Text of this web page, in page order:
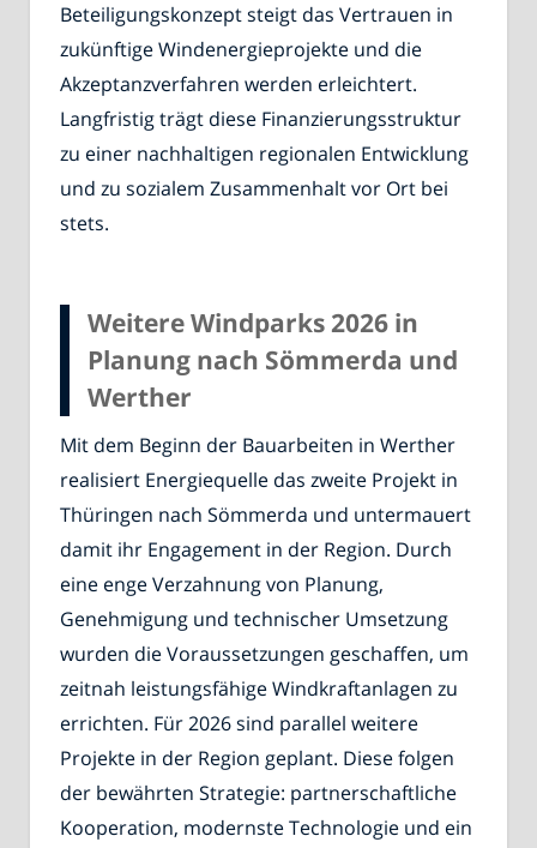
Beteiligungskonzept steigt das Vertrauen in
zukünftige Windenergieprojekte und die
Akzeptanzverfahren werden erleichtert.
Langfristig trägt diese Finanzierungsstruktur
zu einer nachhaltigen regionalen Entwicklung
und zu sozialem Zusammenhalt vor Ort bei
stets.
Weitere Windparks 2026 in
Planung nach Sömmerda und
Werther
Mit dem Beginn der Bauarbeiten in Werther
realisiert Energiequelle das zweite Projekt in
Thüringen nach Sömmerda und untermauert
damit ihr Engagement in der Region. Durch
eine enge Verzahnung von Planung,
Genehmigung und technischer Umsetzung
wurden die Voraussetzungen geschaffen, um
zeitnah leistungsfähige Windkraftanlagen zu
errichten. Für 2026 sind parallel weitere
Projekte in der Region geplant. Diese folgen
der bewährten Strategie: partnerschaftliche
Kooperation, modernste Technologie und ein